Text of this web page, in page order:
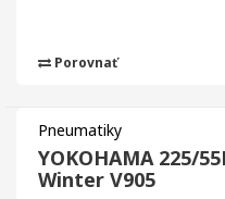
Porovnať
Pneumatiky
YOKOHAMA 225/
Winter V905